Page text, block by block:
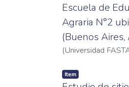
Escuela de
Agraria N°2
(Buenos
(Universidad
Item